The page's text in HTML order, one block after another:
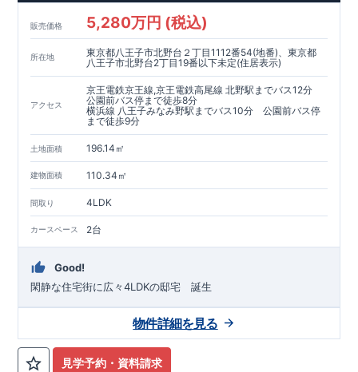
販売価格 5,280万円 (税込)
所在地
東京都八王子市北野台２丁目1112番54(地番)、東京都
八王子市北野台2丁目19番以下未定(住居表示)
アクセス
京王電鉄京王線,京王電鉄高尾線 北野駅までバス12分
公園前バス停まで徒歩8分
横浜線 八王子みなみ野駅までバス10分 公園前バス停
まで徒歩9分
土地面積 196.14㎡
建物面積 110.34㎡
間取り 4LDK
カースペース 2台
Good!
閑静な住宅街に広々4LDKの邸宅 誕生
見学予約・資料請求
物件詳細を見る